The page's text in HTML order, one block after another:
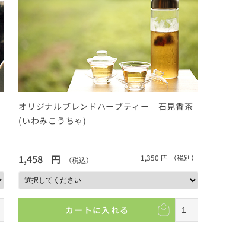
オリジナルブレンドハーブティー 石見香茶
(いわみこうちゃ)
1,458 円 （税込） 1,350 円 （税別）
カートに入れる